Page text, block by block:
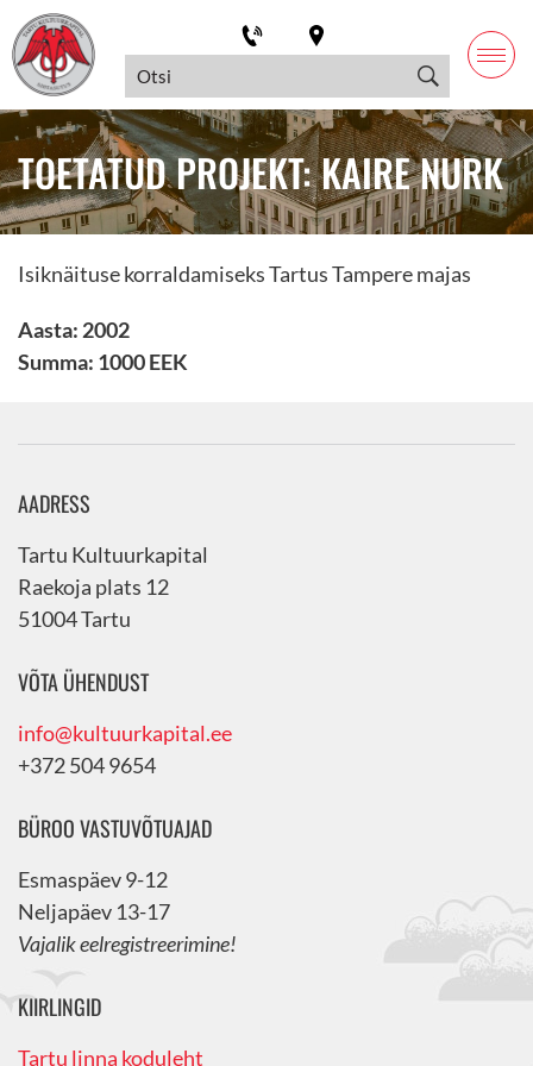
TOETATUD PROJEKT: KAIRE NURK
Isiknäituse korraldamiseks Tartus Tampere majas
Aasta: 2002
Summa: 1000 EEK
AADRESS
Tartu Kultuurkapital
Raekoja plats 12
51004 Tartu
VÕTA ÜHENDUST
info@kultuurkapital.ee
+372 504 9654
BÜROO VASTUVÕTUAJAD
Esmaspäev 9-12
Neljapäev 13-17
Vajalik eelregistreerimine!
KIIRLINGID
Tartu linna koduleht